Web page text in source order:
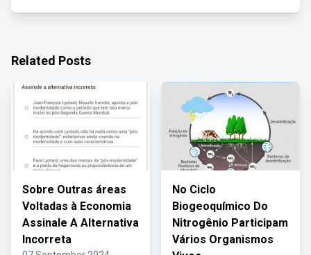
Related Posts
Sobre Outras áreas
Voltadas à Economia
Assinale A Alternativa
Incorreta
No Ciclo
Biogeoquímico Do
Nitrogênio Participam
Vários Organismos